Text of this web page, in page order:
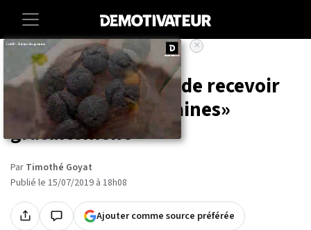
Accueil Societe Environnement
Il vous est possible de recevoir
des «bombes de graines»
gratuitement
Par Timothé Goyat
Publié le 15/07/2019 à 18h08
Ajouter comme source préférée
×